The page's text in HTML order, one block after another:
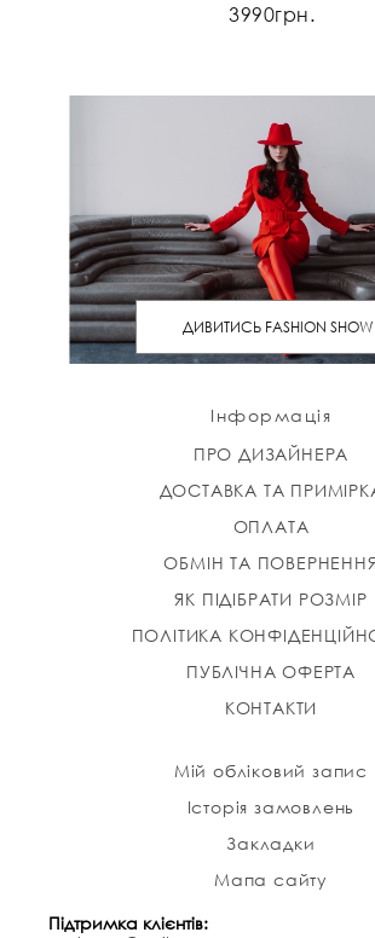
3990грн.
ДИВИТИСЬ FASHION SHOW
Інформація
ПРО ДИЗАЙНЕРА
ДОСТАВКА ТА
ОПЛАТА
ОБМІН ТА ПОВЕРНЕННЯ
ЯК ПІДІБРАТИ РОЗМІР
ПОЛІТИКА
ПУБЛІЧНА ОФЕРТА
КОНТАКТИ
Мій обліковий запис
Історія замовлень
Закладки
Мапа сайту
Підтримка клієнтів: